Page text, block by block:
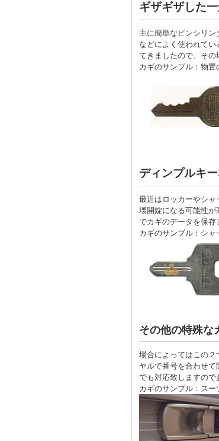
ギザギザした
主に簡単なピンシリ
などによく使われて
てきましたので、その
カギのサンプル：物置
ディンプルキ
最近はロッカーやシ
壊開錠になる可能性
でカギのデータを保存
カギのサンプル：シャ
その他の
場合によってはこの２
ヤルで番号を合わせ
でも対応致しますので
カギのサンプル：ス